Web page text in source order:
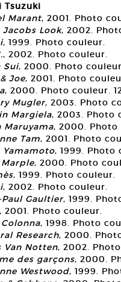
Tsuzuki
Marant, 2001. Photo
Jacobs Look, 2002.
, 1999. Photo couleur.
, 2002. Photo couleur.
Sui, 2000. Photo
Joe, 2001. Photo
, 2000. Photo couleur.
Mugler, 2003. Photo
Margiela, 2003. Photo
Maruyama, 2000. Photo
Tam, 2001. Photo
Yamamoto, 1999. Photo
Marple, 2000. Photo
, 1999. Photo couleur.
, 2002. Photo couleur.
Paul Gaultier, 1999.
, 2001. Photo couleur.
, 1998. Photo
Research, 2000.
Van Notten, 2002.
des garçons, 2000.
Westwood, 1999.